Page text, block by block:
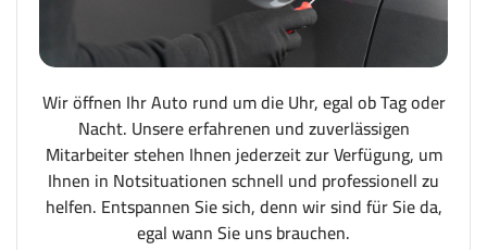
Wir öffnen Ihr Auto rund um die Uhr, egal ob Tag oder
Nacht. Unsere erfahrenen und zuverlässigen
Mitarbeiter stehen Ihnen jederzeit zur Verfügung, um
Ihnen in Notsituationen schnell und professionell zu
helfen. Entspannen Sie sich, denn wir sind für Sie da,
egal wann Sie uns brauchen.